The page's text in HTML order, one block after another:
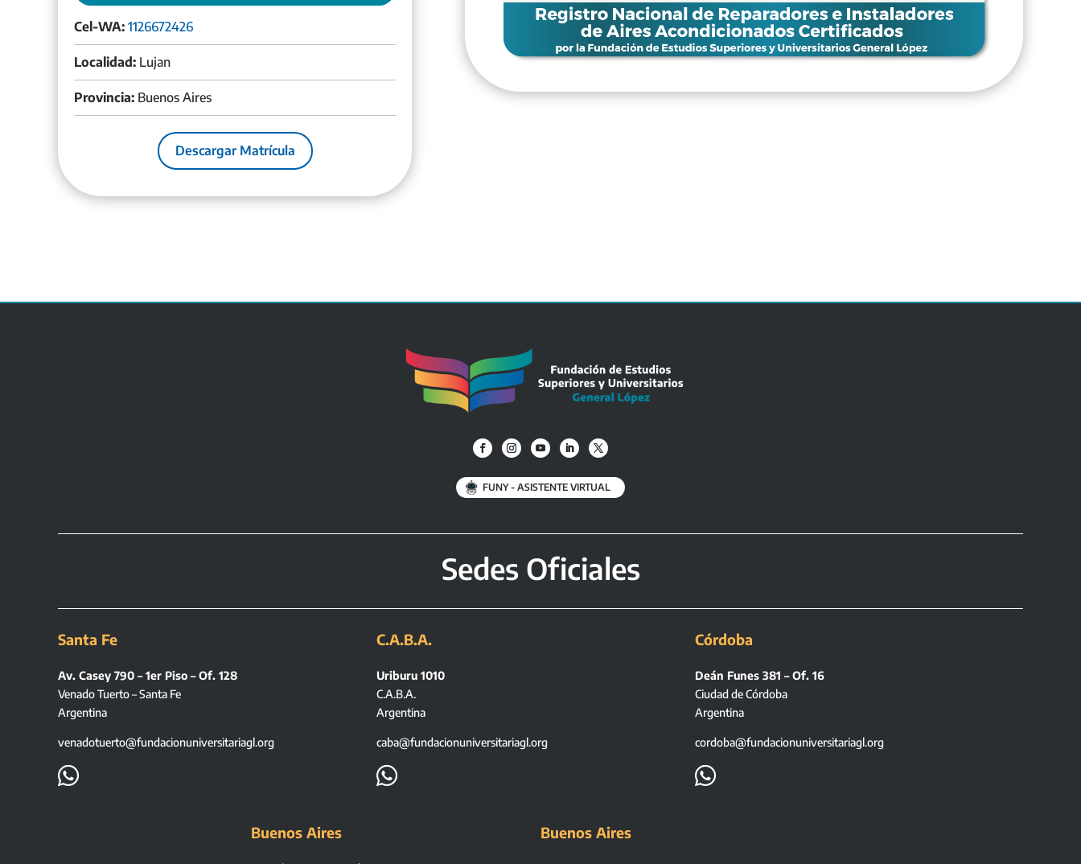
Cel-WA: 1126672426
Localidad: Lujan
Provincia: Buenos Aires
Descargar Matrícula
FUNY - ASISTENTE VIRTUAL
Sedes Oficiales
Santa Fe
Av. Casey 790 – 1er Piso – Of. 128
Venado Tuerto – Santa Fe
Argentina
venadotuerto@fundacionuniversitariagl.org

C.A.B.A.
Uriburu 1010
C.A.B.A.
Argentina
caba@fundacionuniversitariagl.org

Córdoba
Deán Funes 381 – Of. 16
Ciudad de Córdoba
Argentina
cordoba@fundacionuniversitariagl.org

Buenos Aires Buenos Aires